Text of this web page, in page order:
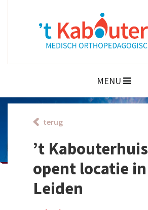
MENU
terug
’t Kabouterhuis
opent locatie in
Leiden